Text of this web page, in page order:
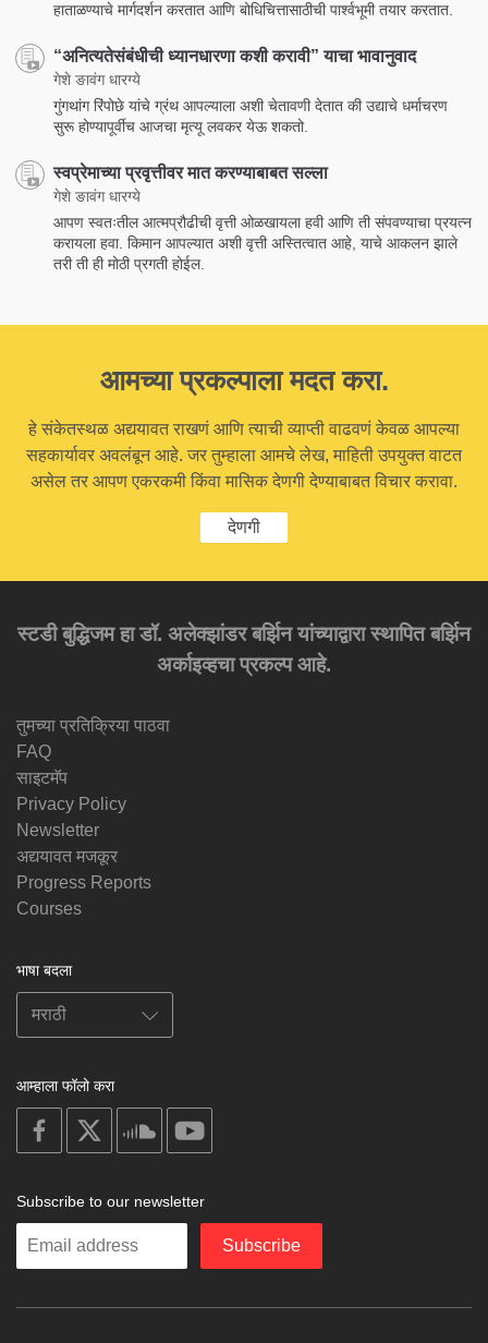
हाताळण्याचे मार्गदर्शन करतात आणि बोधिचित्तासाठीची पार्श्वभूमी तयार करतात.
“अनित्यतेसंबंधीची ध्यानधारणा कशी करावी” याचा भावानुवाद
गेशे ङावंग धारग्ये
गुंगथांग रिंपोछे यांचे ग्रंथ आपल्याला अशी चेतावणी देतात की उद्याचे धर्माचरण
सुरू होण्यापूर्वीच आजचा मृत्यू लवकर येऊ शकतो.
स्वप्रेमाच्या प्रवृत्तीवर मात करण्याबाबत सल्ला
गेशे ङावंग धारग्ये
आपण स्वतःतील आत्मप्रौढीची वृत्ती ओळखायला हवी आणि ती संपवण्याचा प्रयत्न
करायला हवा. किमान आपल्यात अशी वृत्ती अस्तित्वात आहे, याचे आकलन झाले
तरी ती ही मोठी प्रगती होईल.
आमच्या प्रकल्पाला मदत करा.
हे संकेतस्थळ अद्ययावत राखणं आणि त्याची व्याप्ती वाढवणं केवळ आपल्या
सहकार्यावर अवलंबून आहे. जर तुम्हाला आमचे लेख, माहिती उपयुक्त वाटत
असेल तर आपण एकरकमी किंवा मासिक देणगी देण्याबाबत विचार करावा.
देणगी
स्टडी बुद्धिजम हा डॉ. अलेक्झांडर बर्झिन यांच्याद्वारा स्थापित बर्झिन
अर्काइव्हचा प्रकल्प आहे.
तुमच्या प्रतिक्रिया पाठवा
FAQ
साइटमॅप
Privacy Policy
Newsletter
अद्ययावत मजकूर
Progress Reports
Courses
भाषा बदला
आम्हाला फॉलो करा
on
facebook
soundcloud
Subscribe to our newsletter
Enter
Subscribe